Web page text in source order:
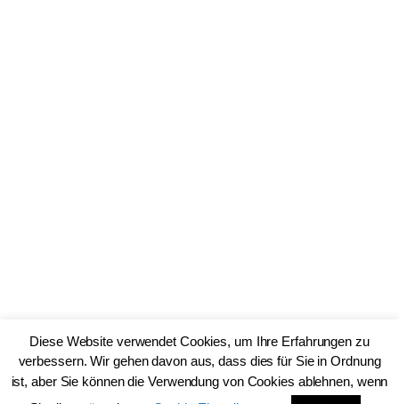
Schreibe einen Kommentar
Diese Website verwendet Cookies, um Ihre Erfahrungen zu
verbessern. Wir gehen davon aus, dass dies für Sie in Ordnung
ist, aber Sie können die Verwendung von Cookies ablehnen, wenn